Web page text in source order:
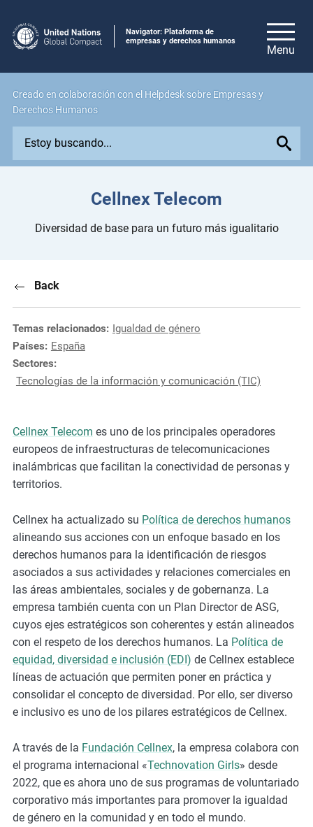
Navigator: Plataforma de
empresas y derechos humanos
Creado en colaboración con el Helpdesk sobre Empresas y
Derechos Humanos
p
s
u
e
s
,
c
e
s
t
u
i
e
s
,
a
n
d
m
o
r
e
Cellnex Telecom
Diversidad de base para un futuro más igualitario
Back
Temas relacionados: Igualdad de género
Países: España
Sectores:
Tecnologías de la información y comunicación (TIC)
Cellnex Telecom es uno de los principales operadores
europeos de infraestructuras de telecomunicaciones
inalámbricas que facilitan la conectividad de personas y
territorios.
Cellnex ha actualizado su Política de derechos humanos
alineando sus acciones con un enfoque basado en los
derechos humanos para la identificación de riesgos
asociados a sus actividades y relaciones comerciales en
las áreas ambientales, sociales y de gobernanza. La
empresa también cuenta con un Plan Director de ASG,
cuyos ejes estratégicos son coherentes y están alineados
con el respeto de los derechos humanos. La Política de
equidad, diversidad e inclusión (EDI) de Cellnex establece
líneas de actuación que permiten poner en práctica y
consolidar el concepto de diversidad. Por ello, ser diverso
e inclusivo es uno de los pilares estratégicos de Cellnex.
A través de la Fundación Cellnex, la empresa colabora con
el programa internacional «Technovation Girls» desde
2022, que es ahora uno de sus programas de voluntariado
corporativo más importantes para promover la igualdad
de género en la comunidad y en todo el mundo.